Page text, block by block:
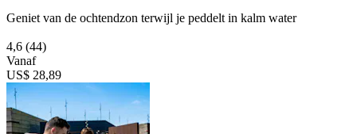
Geniet van de ochtendzon terwijl je peddelt in kalm water
4,6 (44)
Vanaf
US$ 28,89